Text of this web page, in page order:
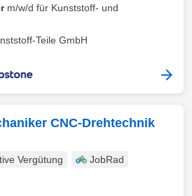
m/w/d für Kunststoff- und
Teile GmbH
CNC-Drehtechnik
Vergütung
JobRad